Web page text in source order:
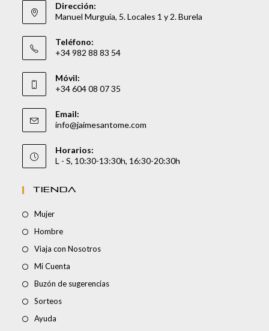
Dirección:
Manuel Murguía, 5. Locales 1 y 2. Burela
Teléfono:
+34 982 88 83 54
Móvil:
+34 604 08 07 35
Email:
info@jaimesantome.com
Horarios:
L - S, 10:30-13:30h, 16:30-20:30h
TIENDA
Mujer
Hombre
Viaja con Nosotros
Mi Cuenta
Buzón de sugerencias
Sorteos
Ayuda